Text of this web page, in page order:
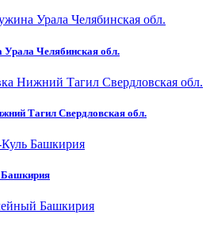
Челябинская обл.
Тагил Свердловская обл.